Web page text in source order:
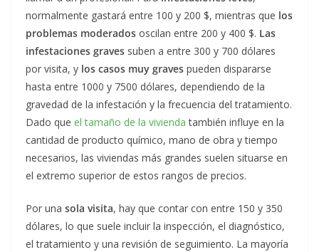
normalmente gastará entre 100 y 200 $, mientras que los
problemas moderados oscilan entre 200 y 400 $. Las
infestaciones graves suben a entre 300 y 700 dólares
por visita, y los casos muy graves pueden dispararse
hasta entre 1000 y 7500 dólares, dependiendo de la
gravedad de la infestación y la frecuencia del tratamiento.
Dado que el tamaño de la vivienda también influye en la
cantidad de producto químico, mano de obra y tiempo
necesarios, las viviendas más grandes suelen situarse en
el extremo superior de estos rangos de precios.
Por una sola visita, hay que contar con entre 150 y 350
dólares, lo que suele incluir la inspección, el diagnóstico,
el tratamiento y una revisión de seguimiento. La mayoría